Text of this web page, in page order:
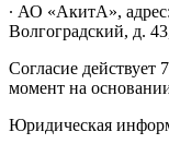
∙ АО «АкитА»,
Волгоградский, д.
Согласие действует
момент на
Юридическая